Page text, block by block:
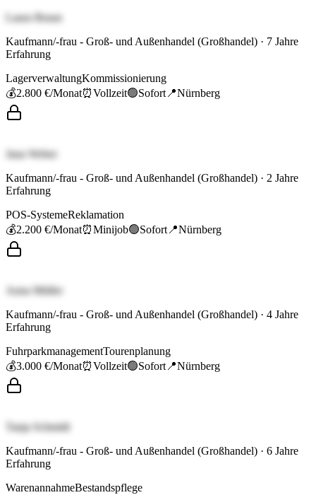
Laura Braun
Kaufmann/-frau - Groß- und Außenhandel (Großhandel) · 7 Jahre
Erfahrung
LagerverwaltungKommissionierung
💰2.800 €/Monat⏰Vollzeit🟢Sofort 📍Nürnberg
Jana Weber
Kaufmann/-frau - Groß- und Außenhandel (Großhandel) · 2 Jahre
Erfahrung
POS-SystemeReklamation
💰2.200 €/Monat⏰Minijob🟢Sofort 📍Nürnberg
Anna Müller
Kaufmann/-frau - Groß- und Außenhandel (Großhandel) · 4 Jahre
Erfahrung
FuhrparkmanagementTourenplanung
💰3.000 €/Monat⏰Vollzeit🟢Sofort 📍Nürnberg
Tanja Schmidt
Kaufmann/-frau - Groß- und Außenhandel (Großhandel) · 6 Jahre
Erfahrung
WarenannahmeBestandspflege